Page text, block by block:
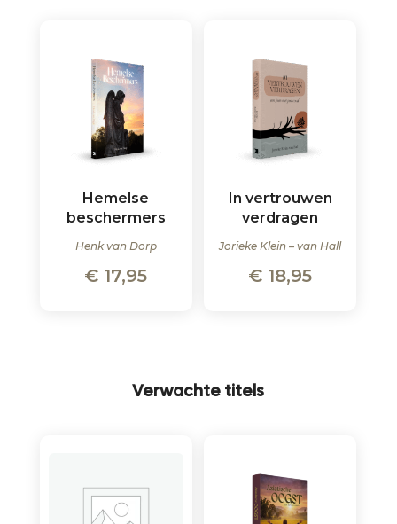
Hemelse
beschermers
Henk van Dorp
€ 17,95
In vertrouwen
verdragen
Jorieke Klein – van Hall
€ 18,95
Verwachte titels